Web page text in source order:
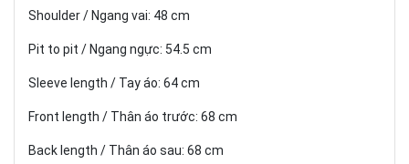
Shoulder / Ngang vai: 48 cm
Pit to pit / Ngang ngực: 54.5 cm
Sleeve length / Tay áo: 64 cm
Front length / Thân áo trước: 68 cm
Back length / Thân áo sau: 68 cm